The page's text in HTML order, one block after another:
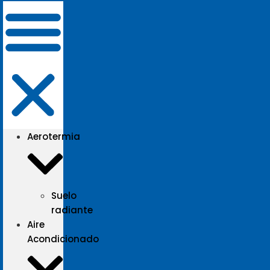
Aerotermia
Suelo
radiante
Aire
Acondicionado